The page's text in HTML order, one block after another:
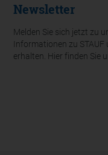
Newsletter
Melden Sie sich jetzt zu
Informationen zu
erhalten. Hier finden Sie